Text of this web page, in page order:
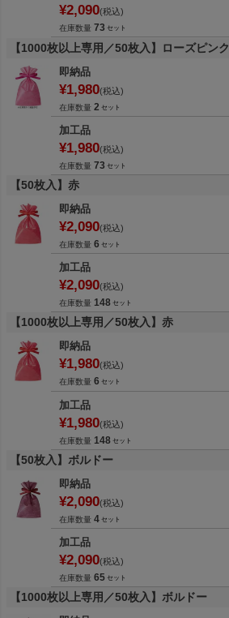
¥2,090 税込
在庫数量 73
【1000枚以上専用／50枚入】ローズピンク
即納品
¥1,980 税込
在庫数量 2
加工品
¥1,980 税込
在庫数量 73
【50枚入】赤
即納品
¥2,090 税込
在庫数量 6
加工品
¥2,090 税込
在庫数量 148
【1000枚以上専用／50枚入】赤
即納品
¥1,980 税込
在庫数量 6
加工品
¥1,980 税込
在庫数量 148
【50枚入】ボルドー
即納品
¥2,090 税込
在庫数量 4
加工品
¥2,090 税込
在庫数量 65
【1000枚以上専用／50枚入】ボルドー